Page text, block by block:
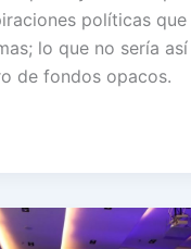
políticas que
lo que no sería
de fondos opacos.